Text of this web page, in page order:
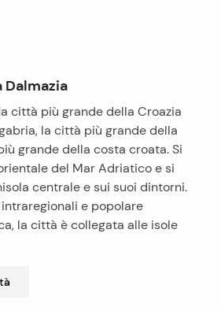
città più grande della Croazia
la città più grande della
grande della costa croata. Si
del Mar Adriatico e si
centrale e sui suoi dintorni.
e popolare
la città è collegata alle isole